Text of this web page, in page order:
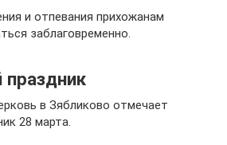
и отпевания прихожанам
заблаговременно.
в Зябликово отмечает
28 марта.